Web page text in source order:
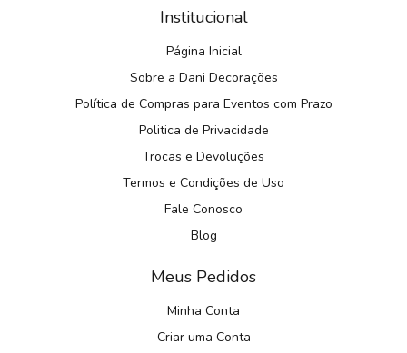
Institucional
Página Inicial
Sobre a Dani Decorações
Política de Compras para Eventos com Prazo
Politica de Privacidade
Trocas e Devoluções
Termos e Condições de Uso
Fale Conosco
Blog
Meus Pedidos
Minha Conta
Criar uma Conta